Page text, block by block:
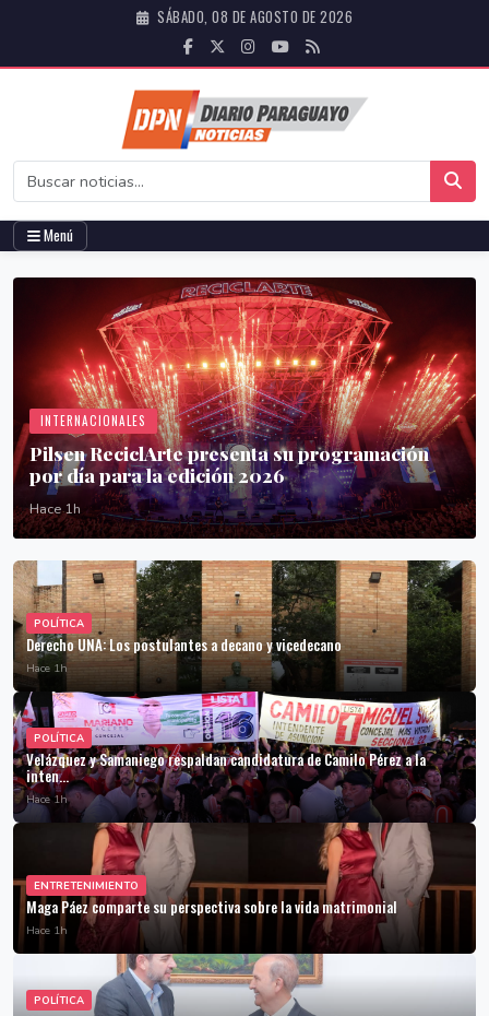
SÁBADO, 08 DE AGOSTO DE 2026
Menú
INTERNACIONALES
Pilsen ReciclArte presenta su programación
por día para la edición 2026
Hace 1h
POLÍTICA
Derecho UNA: Los postulantes a decano y vicedecano
Hace 1h
POLÍTICA
Velázquez y Samaniego respaldan candidatura de Camilo Pérez a la
inten...
Hace 1h
ENTRETENIMIENTO
Maga Páez comparte su perspectiva sobre la vida matrimonial
Hace 1h
POLÍTICA